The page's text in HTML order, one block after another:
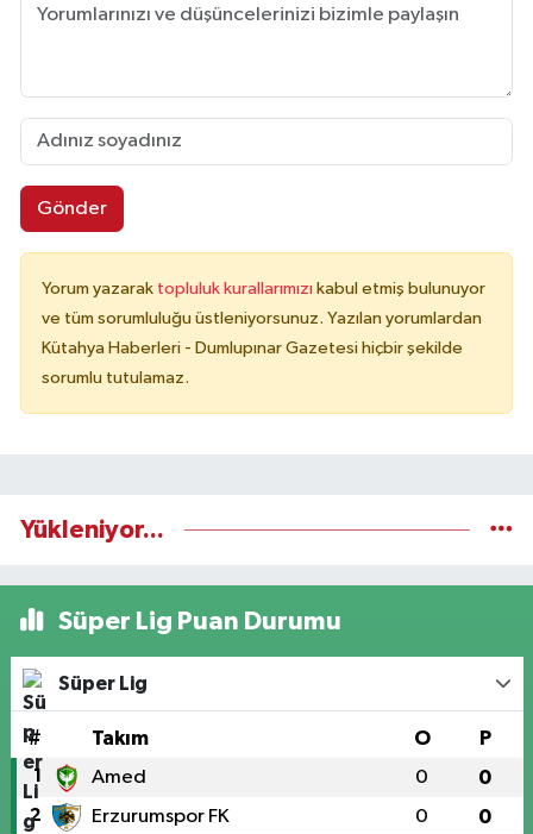
Gönder
Yorum yazarak topluluk kurallarımızı kabul etmiş bulunuyor
ve tüm sorumluluğu üstleniyorsunuz. Yazılan yorumlardan
Kütahya Haberleri - Dumlupınar Gazetesi hiçbir şekilde
sorumlu tutulamaz.
Yükleniyor...
Süper Lig Puan Durumu
Süper Lig
# Takım O P
1 Amed 0 0
2 Erzurumspor FK 0 0